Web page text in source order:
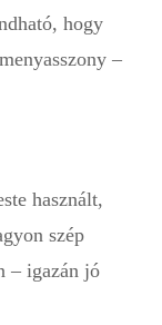
hogy
–
használt,
szép
– igazán jó